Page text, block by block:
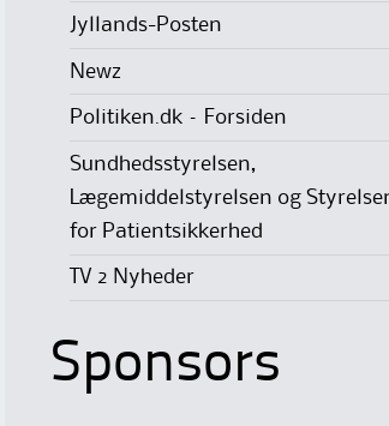
Jyllands-Posten
Newz
Politiken.dk – Forsiden
Sundhedsstyrelsen,
Lægemiddelstyrelsen og
for Patientsikkerhed
TV 2 Nyheder
Sponsors